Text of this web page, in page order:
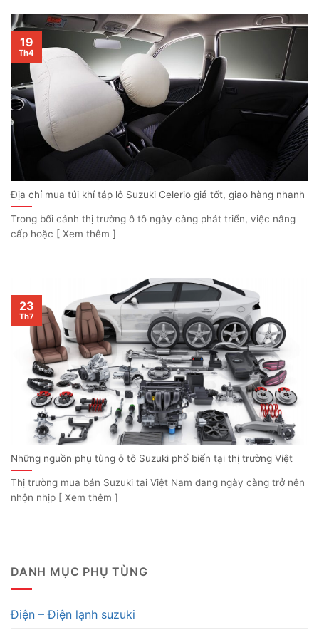
Địa chỉ mua túi khí táp lô Suzuki Celerio giá tốt, giao hàng nhanh
Trong bối cảnh thị trường ô tô ngày càng phát triển, việc nâng
cấp hoặc [ Xem thêm ]
19
Th4
Những nguồn phụ tùng ô tô Suzuki phổ biến tại thị trường Việt
Thị trường mua bán Suzuki tại Việt Nam đang ngày càng trở nên
nhộn nhịp [ Xem thêm ]
23
Th7
DANH MỤC PHỤ TÙNG
Điện – Điện lạnh suzuki